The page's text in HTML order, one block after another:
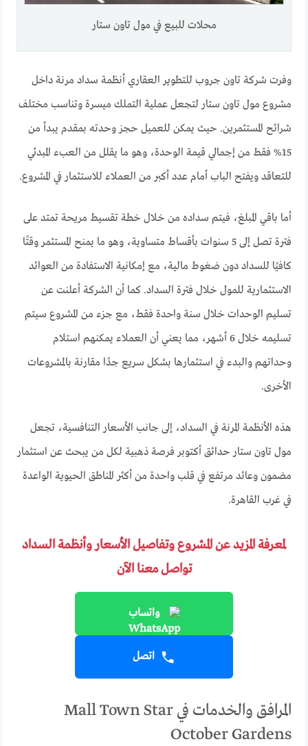
محلات للبيع في مول تاون ستار
وفرت شركة تاون جروب للتطوير العقاري أنظمة سداد مرنة داخل
مشروع مول تاون ستار لتجعل عملية التملك ميسرة وتناسب مختلف
شرائح المستثمرين. حيث يمكن للعميل حجز وحدته بمقدم يبدأ من
15% فقط من إجمالي قيمة الوحدة، وهو ما يقلل من العبء المبدئي
للتعاقد ويفتح الباب أمام عدد أكبر من العملاء للاستثمار في المشروع.
أما باقي المبلغ، فيتم سداده من خلال خطة تقسيط مريحة تمتد على
فترة تصل إلى 5 سنوات بأقساط متساوية، وهو ما يمنح المستثمر وقتًا
كافيًا للسداد دون ضغوط مالية، مع إمكانية الاستفادة من العوائد
الاستثمارية للمول خلال فترة السداد. كما أن الشركة أعلنت عن
تسليم الوحدات خلال سنة واحدة فقط، مع جزء من المشروع سيتم
تسليمه خلال 6 أشهر، مما يعني أن العملاء يمكنهم استلام
وحداتهم والبدء في استثمارها بشكل سريع جدًا مقارنة بالمشروعات
الأخرى.
هذه الأنظمة المرنة في السداد، إلى جانب الأسعار التنافسية، تجعل
مول تاون ستار حدائق أكتوبر فرصة ذهبية لكل من يبحث عن استثمار
مضمون وعائد مرتفع في قلب واحدة من أكثر المناطق الحيوية الواعدة
في غرب القاهرة.
لمعرفة المزيد عن المشروع وتفاصيل الأسعار وأنظمة السداد
تواصل معنا الآن
واتساب
اتصل
المرافق والخدمات في Mall Town Star
October Gardens